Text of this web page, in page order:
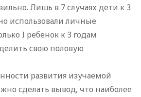
Лишь в 7 случаях дети к 3
использовали личные
I ребенок к 3 годам
свою половую
развития изучаемой
сделать вывод, что наиболее